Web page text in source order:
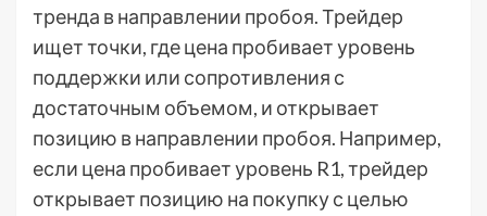
тренда в направлении пробоя. Трейдер
ищет точки, где цена пробивает уровень
поддержки или сопротивления с
достаточным объемом, и открывает
позицию в направлении пробоя. Например,
если цена пробивает уровень R1, трейдер
открывает позицию на покупку с целью